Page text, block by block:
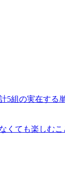
5組の実在す
くても楽しむこ